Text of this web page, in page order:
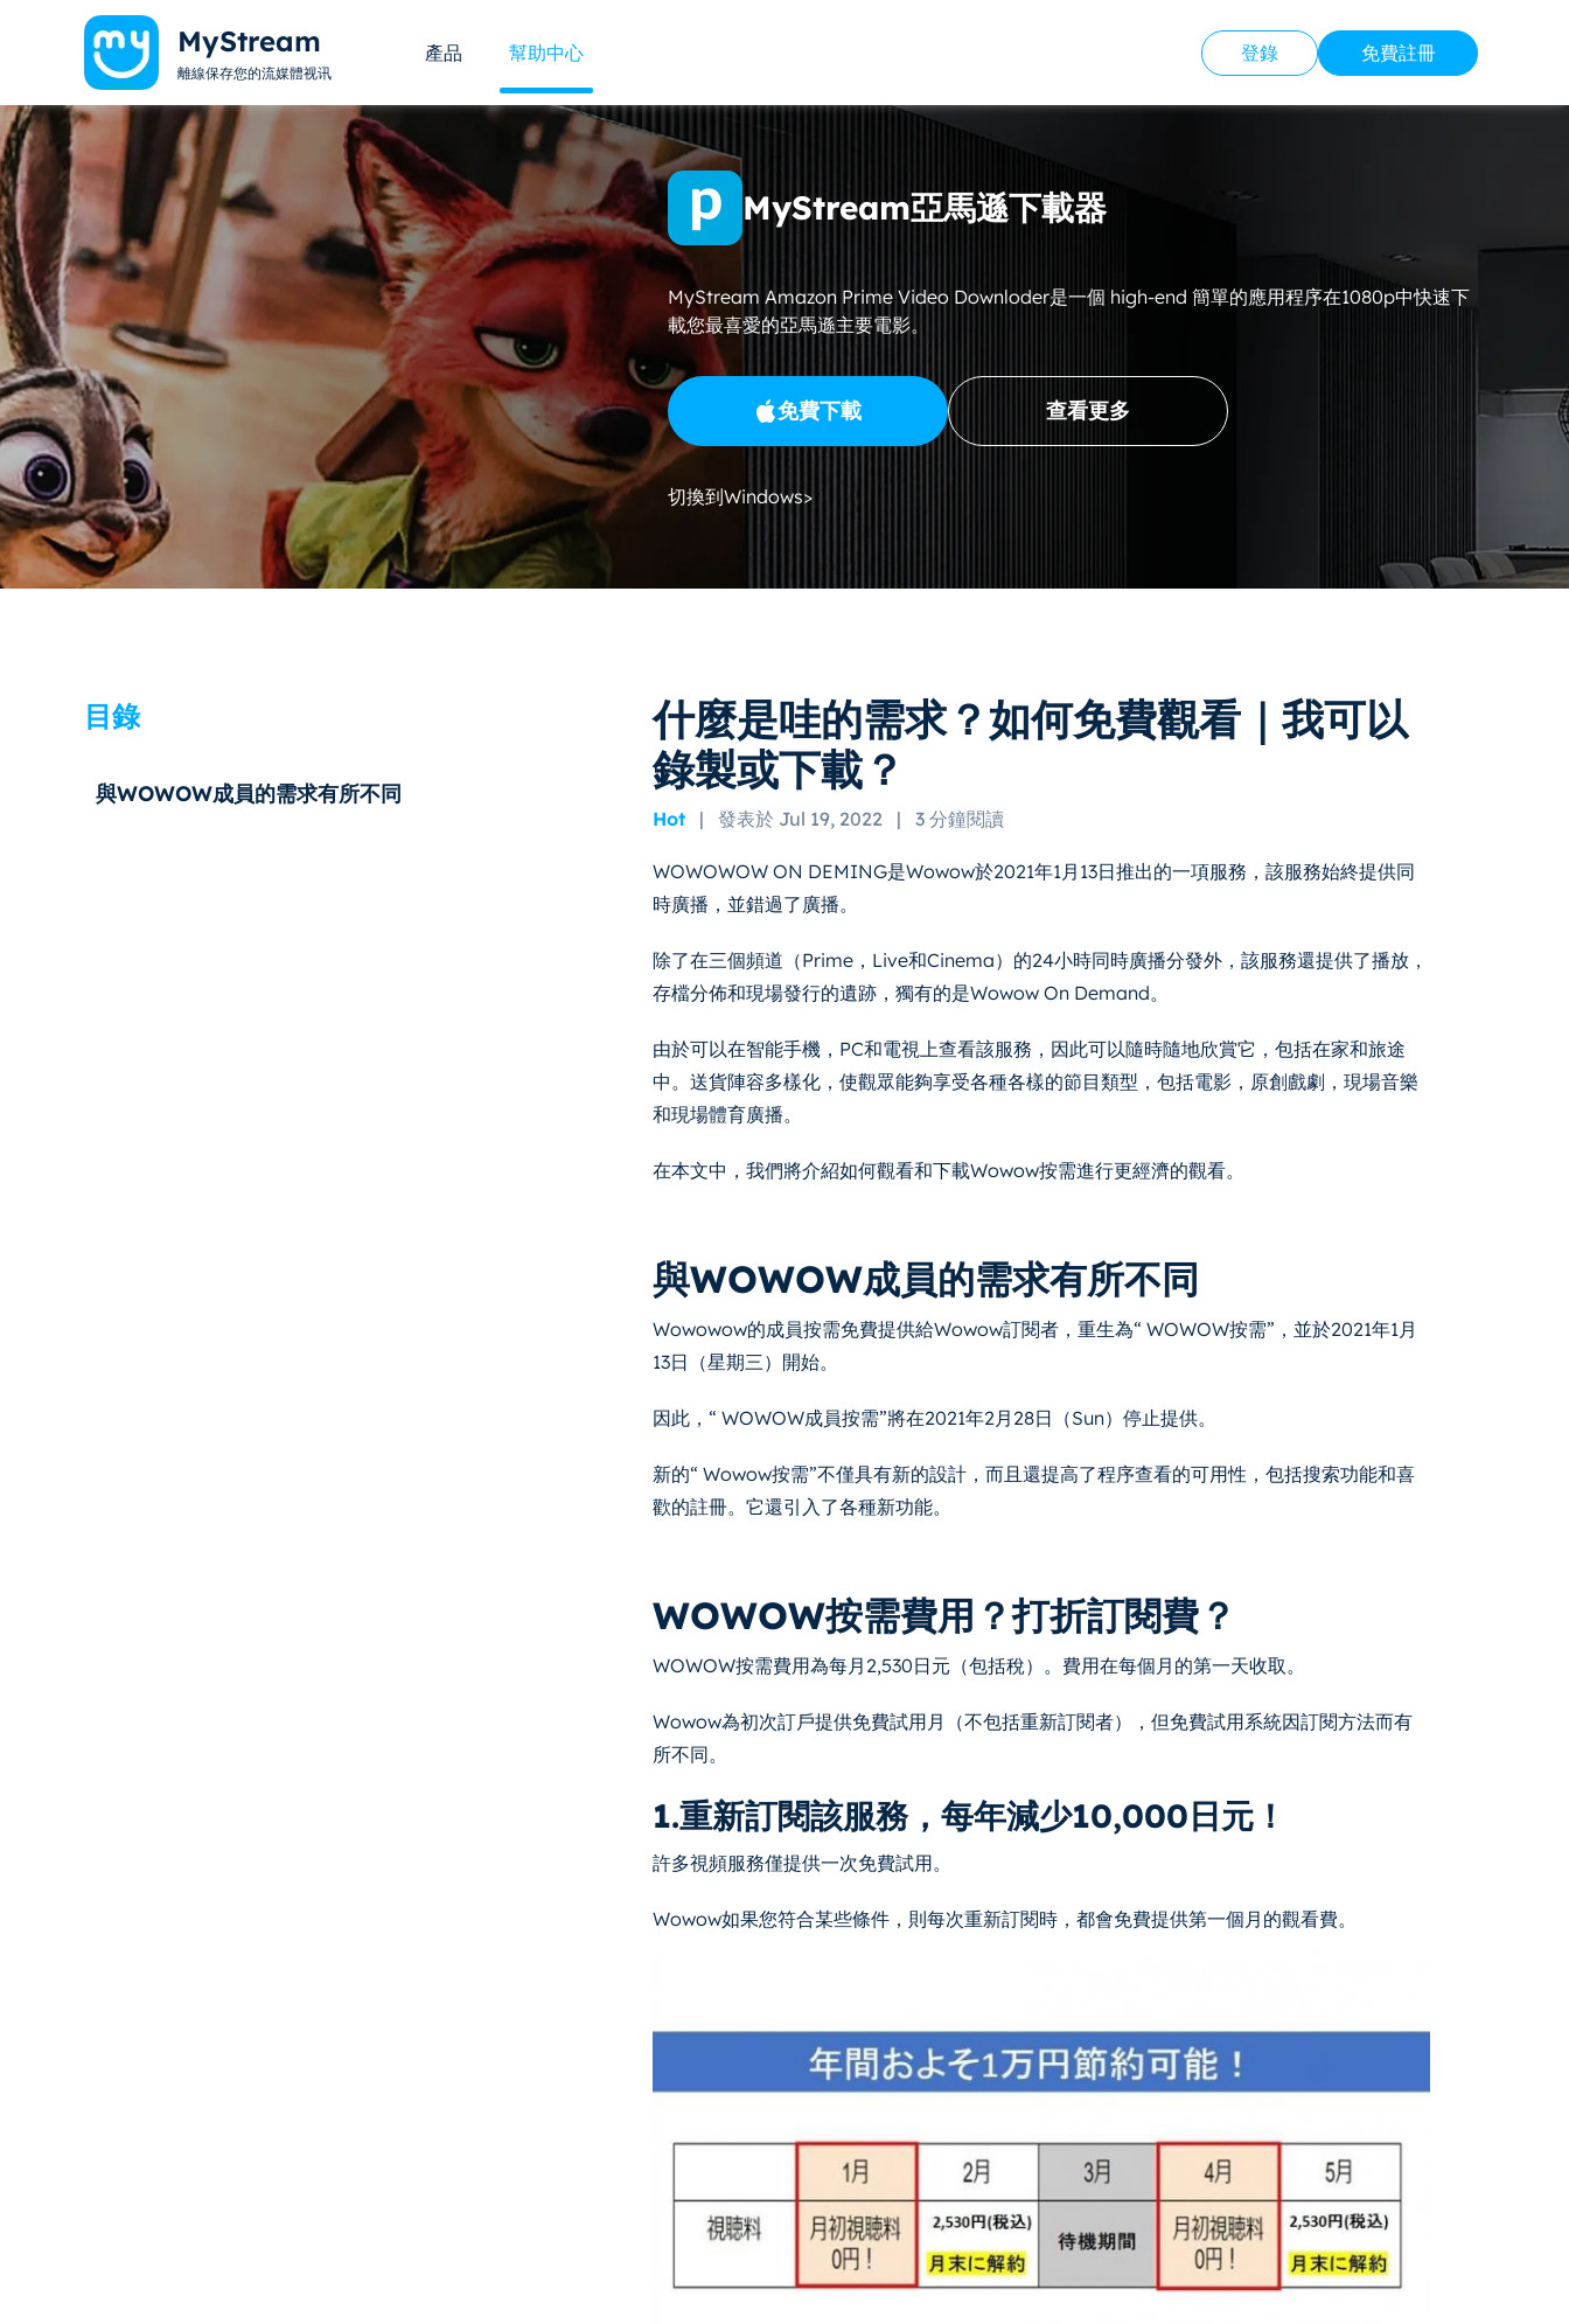
MyStream
離線保存您的流媒體视讯
產品 幫助中心 登錄 免費註冊
MyStream亞馬遜下載器
MyStream Amazon Prime Video Downloder是一個 high-end 簡單的應用程序在1080p中快速下
載您最喜愛的亞馬遜主要電影。
免費下載 查看更多
切換到Windows>
什麼是哇的需求？如何免費觀看｜我可以
錄製或下載？
Hot | 發表於 Jul 19, 2022 | 3 分鐘閱讀
WOWOWOW ON DEMING是Wowow於2021年1月13日推出的一項服務，該服務始終提供同
時廣播，並錯過了廣播。
除了在三個頻道（Prime，Live和Cinema）的24小時同時廣播分發外，該服務還提供了播放，
存檔分佈和現場發行的遺跡，獨有的是Wowow On Demand。
由於可以在智能手機，PC和電視上查看該服務，因此可以隨時隨地欣賞它，包括在家和旅途
中。送貨陣容多樣化，使觀眾能夠享受各種各樣的節目類型，包括電影，原創戲劇，現場音樂
和現場體育廣播。
在本文中，我們將介紹如何觀看和下載Wowow按需進行更經濟的觀看。
與WOWOW成員的需求有所不同
Wowowow的成員按需免費提供給Wowow訂閱者，重生為“ WOWOW按需”，並於2021年1月
13日（星期三）開始。
因此，“ WOWOW成員按需”將在2021年2月28日（Sun）停止提供。
新的“ Wowow按需”不僅具有新的設計，而且還提高了程序查看的可用性，包括搜索功能和喜
歡的註冊。它還引入了各種新功能。
WOWOW按需費用？打折訂閱費？
WOWOW按需費用為每月2,530日元（包括稅）。費用在每個月的第一天收取。
Wowow為初次訂戶提供免費試用月（不包括重新訂閱者），但免費試用系統因訂閱方法而有
所不同。
1.重新訂閱該服務，每年減少10,000日元！
許多視頻服務僅提供一次免費試用。
Wowow如果您符合某些條件，則每次重新訂閱時，都會免費提供第一個月的觀看費。
目錄
與WOWOW成員的需求有所不同